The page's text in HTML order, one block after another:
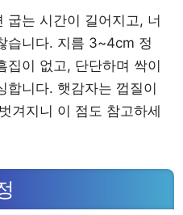
굽는 시간이 길어지고, 너
습니다. 지름 3~4cm 정
집이 없고, 단단하며 싹이
합니다. 햇감자는 껍질이
겨지니 이 점도 참고하세